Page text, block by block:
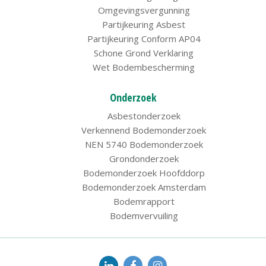
Omgevingsvergunning
Partijkeuring Asbest
Partijkeuring Conform AP04
Schone Grond Verklaring
Wet Bodembescherming
Onderzoek
Asbestonderzoek
Verkennend Bodemonderzoek
NEN 5740 Bodemonderzoek
Grondonderzoek
Bodemonderzoek Hoofddorp
Bodemonderzoek Amsterdam
Bodemrapport
Bodemvervuiling